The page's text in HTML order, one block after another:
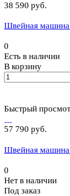
38 590 руб.
Швейная
0
Есть в наличии
В корзину
Быстрый
57 790 руб.
Швейная
0
Нет в наличии
Под заказ